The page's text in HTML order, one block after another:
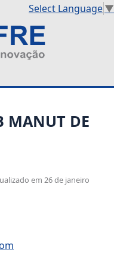
Select Language▼
MANUT DE
em 26 de janeiro